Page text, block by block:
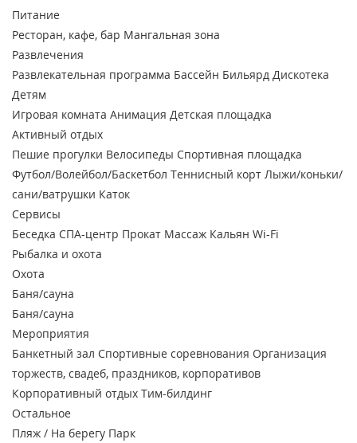
Питание
Ресторан, кафе, бар Мангальная зона
Развлечения
Развлекательная программа Бассейн Бильярд Дискотека
Детям
Игровая комната Анимация Детская площадка
Активный отдых
Пешие прогулки Велосипеды Спортивная площадка
Футбол/Волейбол/Баскетбол Теннисный корт Лыжи/коньки/
сани/ватрушки Каток
Сервисы
Беседка СПА-центр Прокат Массаж Кальян Wi-Fi
Рыбалка и охота
Охота
Баня/сауна
Баня/сауна
Мероприятия
Банкетный зал Спортивные соревнования Организация
торжеств, свадеб, праздников, корпоративов
Корпоративный отдых Тим-билдинг
Остальное
Пляж / На берегу Парк